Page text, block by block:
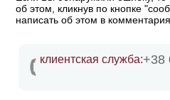
об этом, кликнув по кнопке
написать об этом в
клиентская служба:+38